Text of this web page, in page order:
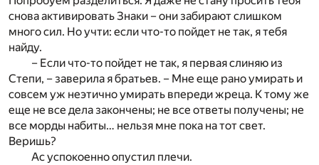
снова активировать Знаки – они забирают слишком
много сил. Но учти: если что-то пойдет не так, я тебя
найду.
– Если что-то пойдет не так, я первая слиняю из
Степи, – заверила я братьев. – Мне еще рано умирать и
совсем уж неэтично умирать впереди жреца. К тому же
еще не все дела закончены; не все ответы получены; не
все морды набиты… нельзя мне пока на тот свет.
Веришь?
Ас успокоенно опустил плечи.